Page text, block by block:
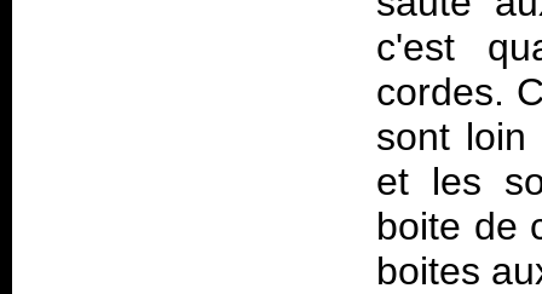
c'est
cordes.
sont loin
et les
boite de
boites